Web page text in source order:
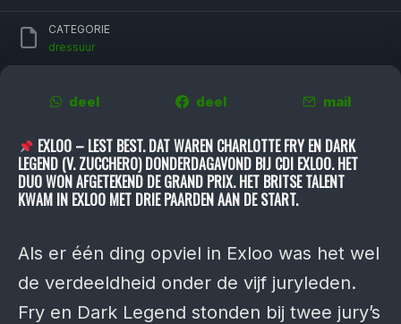
CATEGORIE
dressuur
deel deel mail
EXLOO – LEST BEST. DAT WAREN CHARLOTTE FRY EN DARK
LEGEND (V. ZUCCHERO) DONDER­DAG­AVOND BIJ CDI EXLOO. HET
DUO WON AFGE­TEKEND DE GRAND PRIX. HET BRITSE TALENT
KWAM IN EXLOO MET DRIE PAARDEN AAN DE START.
Als er één ding opviel in Exloo was het wel
de verdeeld­heid onder de vijf jury­leden.
Fry en Dark Legend stonden bij twee jury’s